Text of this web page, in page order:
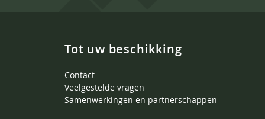
Tot uw beschikking
Contact
Veelgestelde vragen
Samenwerkingen en partnerschappen